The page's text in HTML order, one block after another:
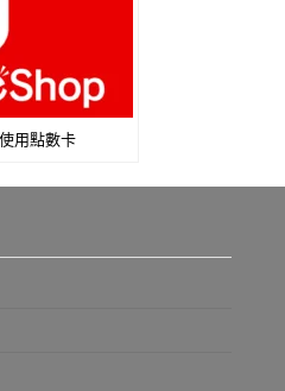
使用點數卡